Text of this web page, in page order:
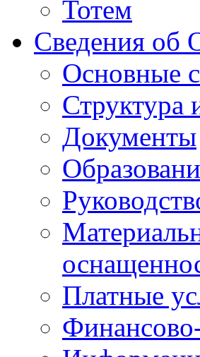
Тотем
Сведения об
Основные
Структура
Документы
Платные